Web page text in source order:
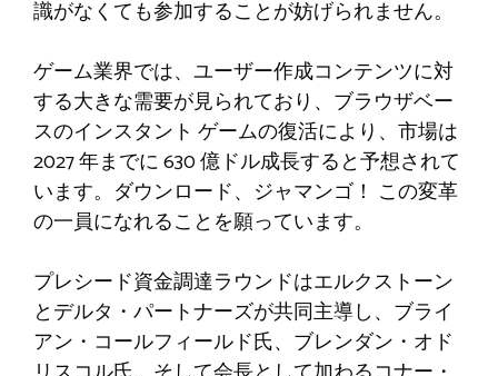
識がなくても参加することが妨げられません。
ゲーム業界では、ユーザー作成コンテンツに対
する大きな需要が見られており、ブラウザベー
スのインスタント ゲームの復活により、市場は
2027 年までに 630 億ドル成長すると予想されて
います。ダウンロード、ジャマンゴ！ この変革
の一員になれることを願っています。
プレシード資金調達ラウンドはエルクストーン
とデルタ・パートナーズが共同主導し、ブライ
アン・コールフィールド氏、ブレンダン・オド